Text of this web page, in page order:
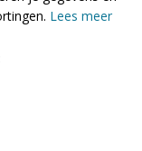
Lees meer